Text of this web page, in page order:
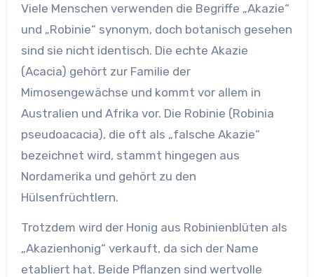
Viele Menschen verwenden die Begriffe „Akazie“
und „Robinie“ synonym, doch botanisch gesehen
sind sie nicht identisch. Die echte Akazie
(Acacia) gehört zur Familie der
Mimosengewächse und kommt vor allem in
Australien und Afrika vor. Die Robinie (Robinia
pseudoacacia), die oft als „falsche Akazie“
bezeichnet wird, stammt hingegen aus
Nordamerika und gehört zu den
Hülsenfrüchtlern.
Trotzdem wird der Honig aus Robinienblüten als
„Akazienhonig“ verkauft, da sich der Name
etabliert hat. Beide Pflanzen sind wertvolle